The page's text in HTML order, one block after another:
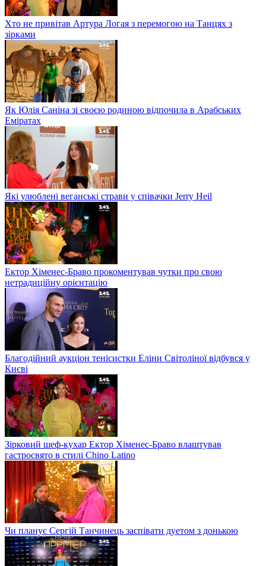
Хто не привітав Артура Логая з перемогою на Танцях з
зірками
Як Юлія Саніна зі своєю родиною відпочила в Арабських
Еміратах
Які улюблені веганські страви у співачки Jerry Heil
Ектор Хіменес-Браво прокоментував чутки про свою
нетрадиційну орієнтацію
Благодійний аукціон тенісистки Еліни Світоліної відбувся у
Києві
Зірковий шеф-кухар Ектор Хіменес-Браво влаштував
гастросвято в стилі Chino Latino
Чи планує Сергій Танчинець заспівати дуетом з донькою